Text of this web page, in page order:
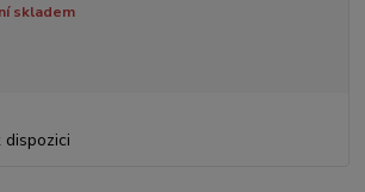
skladem
dispozici